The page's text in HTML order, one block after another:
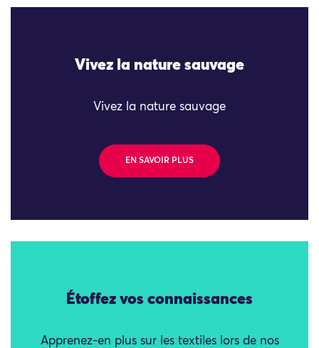
Vivez la nature sauvage
Vivez la nature sauvage
EN SAVOIR PLUS
Étoffez vos connaissances
Apprenez-en plus sur les textiles lors de nos